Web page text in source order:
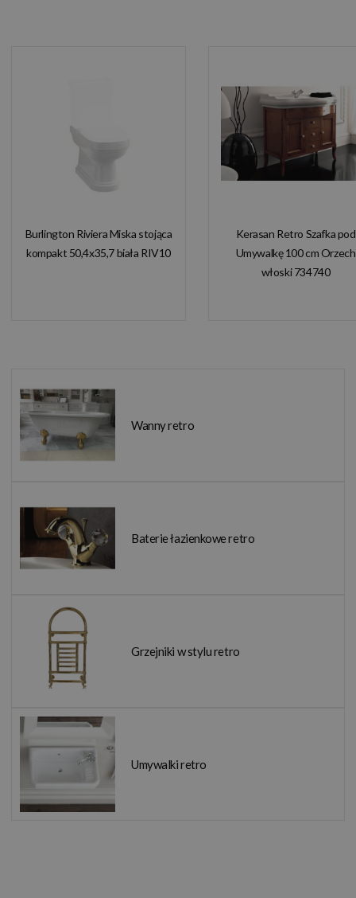
Burlington Riviera Miska stojąca
kompakt 50,4x35,7 biała RIV10
Kerasan Retro Szafka pod
Umywalkę 100 cm Orzech
włoski 734740
Wanny retro
Baterie łazienkowe retro
Grzejniki w stylu retro
Umywalki retro